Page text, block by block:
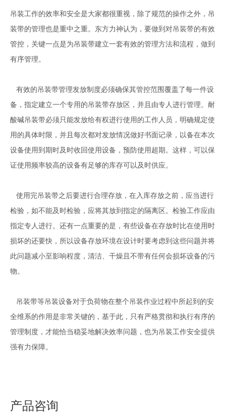
["facebook","twitter","line","wechat","linkedin","pinterest","whatsapp"]
吊装工作的效率和安全是大家都很重视，除了规范的操作之外， 吊
装带的管理也是重中之重。东方力神认为，要做到对吊装带的有效
管控，关键一点是为吊装带建立一套有效的管理方法和流程，做到
有序管理。
有效的吊装带管理发放制度必须确保其管控范围覆盖了每一件设
备，指定建立一个专用的吊装带存放区，并且由专人进行管理。耐
酸碱吊装带必须只能发放给有权进行使用的工作人员，明确规定使
用的具体时限，并且每次都对发放情况做好书面记录，以备在本次
设备使用到期时及时收回使用设备，预防使用超期。这样，可以保
证使用频率较高的设备有足够的库存可以及时供应。
使用完吊装带之后要进行合理存放，在入库存放之前，应当进行
检验，如不能及时检验，应将其放到指定的隔离区。检验工作应由
指定专人进行。还有一点重要的是，有些设备在存放时比在使用时
损坏的还要快，所以设备存放环境在设计时要考虑到这些问题并将
此问题减小至影响程度，清洁、干燥且不带有任何会损坏设备的污
物。
吊装带等吊装设备对于负荷物在整个吊装作业过程中所起到的安
全维系的作用是非常关键的，基于此，只有严格贯彻和执行有序的
管理制度，才能恰当稳妥地解决效率问题，也为吊装工作安全提供
强有力保障。
产品咨询